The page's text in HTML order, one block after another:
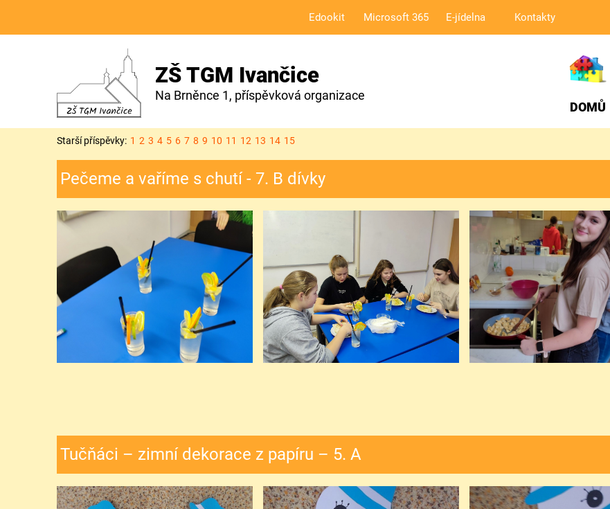
Edookit Microsoft 365 E-jídelna Kontakty
ZŠ TGM Ivančice
Na Brněnce 1, příspěvková organizace
DOMŮ
Starší příspěvky: 1 2 3 4 5 6 7 8 9 10 11 12 13 14 15
Pečeme a vaříme s chutí - 7. B dívky
Tučňáci – zimní dekorace z papíru – 5. A